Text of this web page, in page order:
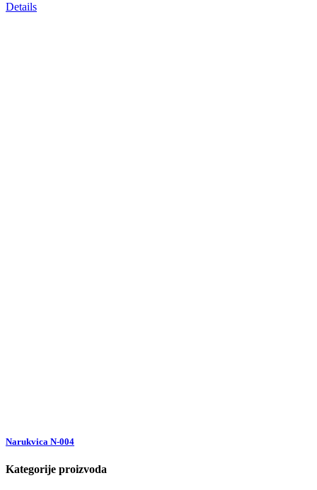
Details
Narukvica N-004
Kategorije proizvoda